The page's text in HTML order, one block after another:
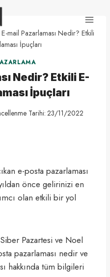
E-mail Pazarlaması Nedir? Etkili
İpuçları
Nedir? Etkili E-
İpuçları
Tarihi: 23/11/2022
e-posta pazarlaması
önce gelirinizi en
olan etkili bir yol
Pazartesi ve Noel
pazarlaması nedir ve
hakkında tüm bilgileri